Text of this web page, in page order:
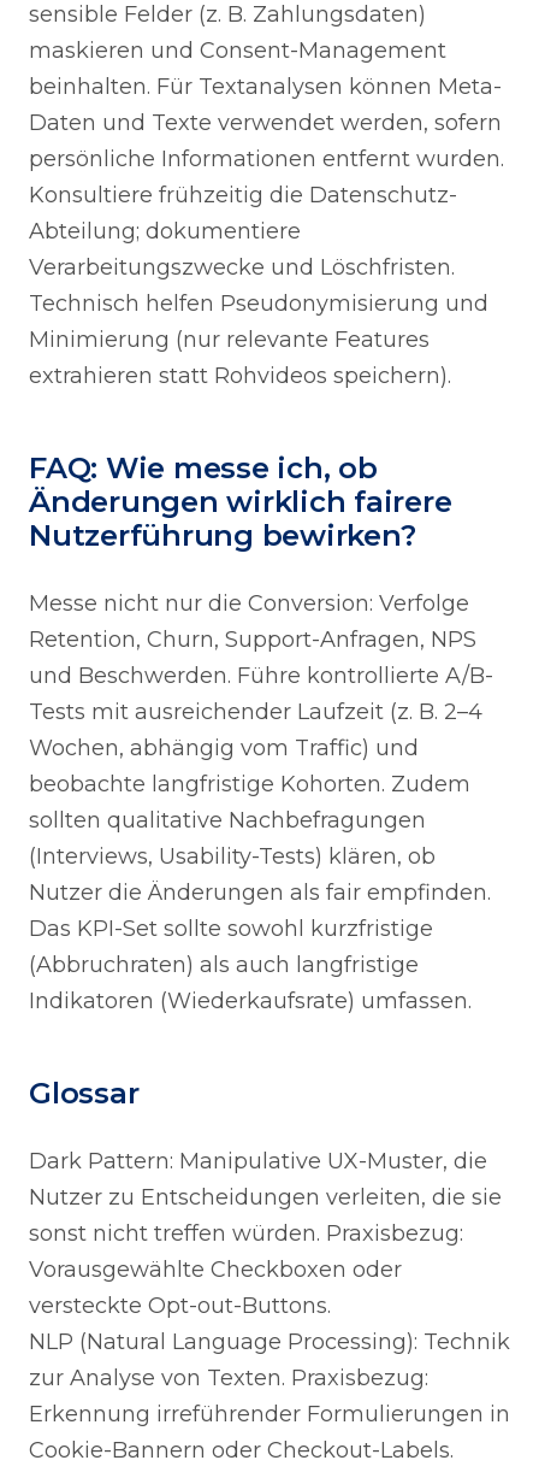
sensible Felder (z. B. Zahlungsdaten)
maskieren und Consent-Management
beinhalten. Für Textanalysen können Meta-
Daten und Texte verwendet werden, sofern
persönliche Informationen entfernt wurden.
Konsultiere frühzeitig die Datenschutz-
Abteilung; dokumentiere
Verarbeitungszwecke und Löschfristen.
Technisch helfen Pseudonymisierung und
Minimierung (nur relevante Features
extrahieren statt Rohvideos speichern).
FAQ: Wie messe ich, ob
Änderungen wirklich fairere
Nutzerführung bewirken?
Messe nicht nur die Conversion: Verfolge
Retention, Churn, Support-Anfragen, NPS
und Beschwerden. Führe kontrollierte A/B-
Tests mit ausreichender Laufzeit (z. B. 2–4
Wochen, abhängig vom Traffic) und
beobachte langfristige Kohorten. Zudem
sollten qualitative Nachbefragungen
(Interviews, Usability-Tests) klären, ob
Nutzer die Änderungen als fair empfinden.
Das KPI-Set sollte sowohl kurzfristige
(Abbruchraten) als auch langfristige
Indikatoren (Wiederkaufsrate) umfassen.
Glossar
Dark Pattern: Manipulative UX-Muster, die
Nutzer zu Entscheidungen verleiten, die sie
sonst nicht treffen würden. Praxisbezug:
Vorausgewählte Checkboxen oder
versteckte Opt-out-Buttons.
NLP (Natural Language Processing): Technik
zur Analyse von Texten. Praxisbezug:
Erkennung irreführender Formulierungen in
Cookie-Bannern oder Checkout-Labels.